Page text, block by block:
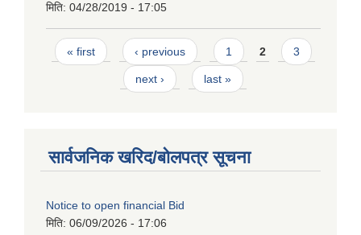
मिति: 04/28/2019 - 17:05
Pages
« first ‹ previous 1 2 3
next › last »
सार्वजनिक खरिद/बोलपत्र सूचना
Notice to open financial Bid
मिति: 06/09/2026 - 17:06